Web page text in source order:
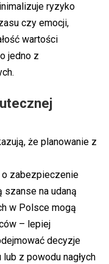
ryzyko
czy emocji,
wartości
jedno z
że planowanie z
o zabezpieczenie
na udaną
w Polsce mogą
– lepiej
decyzje
z powodu nagłych